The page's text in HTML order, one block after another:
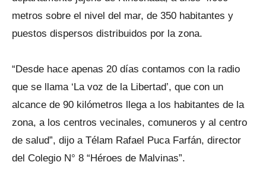
metros sobre el nivel del mar, de 350 habitantes y
puestos dispersos distribuidos por la zona.
“Desde hace apenas 20 días contamos con la radio
que se llama ‘La voz de la Libertad’, que con un
alcance de 90 kilómetros llega a los habitantes de la
zona, a los centros vecinales, comuneros y al centro
de salud”, dijo a Télam Rafael Puca Farfán, director
del Colegio N° 8 “Héroes de Malvinas”.